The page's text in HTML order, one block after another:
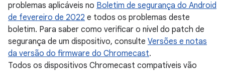
problemas aplicáveis no Boletim de segurança do Android
de fevereiro de 2022 e todos os problemas deste
boletim. Para saber como verificar o nível do patch de
segurança de um dispositivo, consulte Versões e notas
da versão do firmware do Chromecast.
Todos os dispositivos Chromecast compatíveis vão